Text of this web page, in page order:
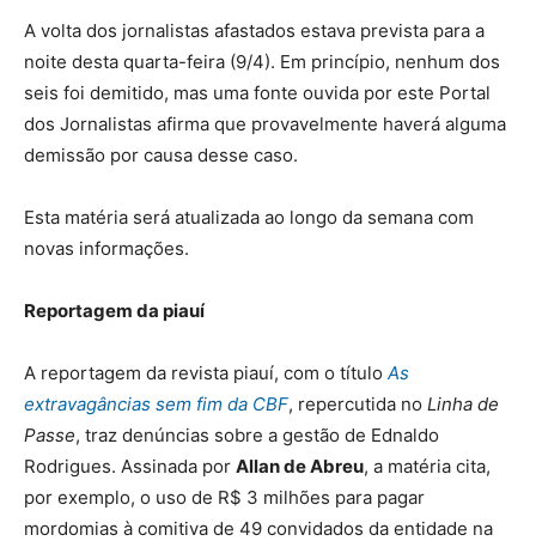
A volta dos jornalistas afastados estava prevista para a
noite desta quarta-feira (9/4). Em princípio, nenhum dos
seis foi demitido, mas uma fonte ouvida por este Portal
dos Jornalistas afirma que provavelmente haverá alguma
demissão por causa desse caso.
Esta matéria será atualizada ao longo da semana com
novas informações.
Reportagem da piauí
A reportagem da revista piauí, com o título As
extravagâncias sem fim da CBF, repercutida no Linha de
Passe, traz denúncias sobre a gestão de Ednaldo
Rodrigues. Assinada por Allan de Abreu, a matéria cita,
por exemplo, o uso de R$ 3 milhões para pagar
mordomias à comitiva de 49 convidados da entidade na